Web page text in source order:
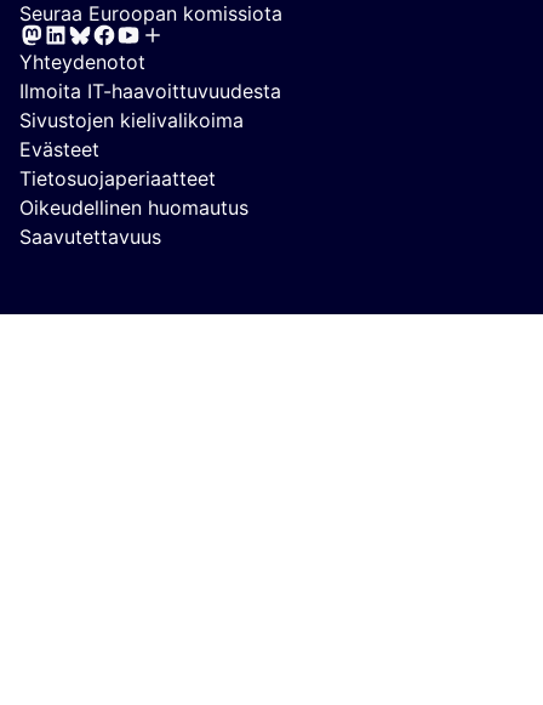
Seuraa Euroopan komissiota
Yhteydenotot
Ilmoita IT-haavoittuvuudesta
Sivustojen kielivalikoima
Evästeet
Tietosuojaperiaatteet
Oikeudellinen huomautus(Ulkoinen linkki)
Saavutettavuus